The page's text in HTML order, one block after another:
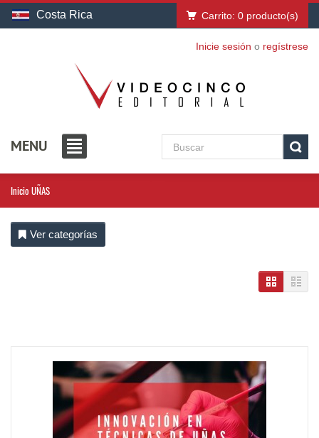
Costa Rica Carrito: 0 producto(s)
Inicie sesión o regístrese
MENU
Inicio UÑAS
Ver categorías